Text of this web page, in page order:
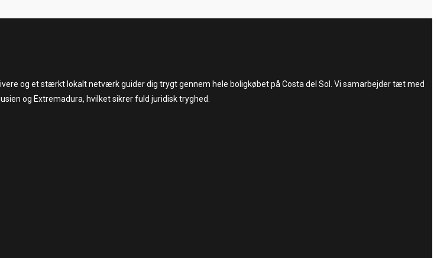
og et stærkt lokalt netværk guider dig trygt gennem hele boligkøbet på Costa del Sol. Vi samarbejder tæt med
og Extremadura, hvilket sikrer fuld juridisk tryghed.